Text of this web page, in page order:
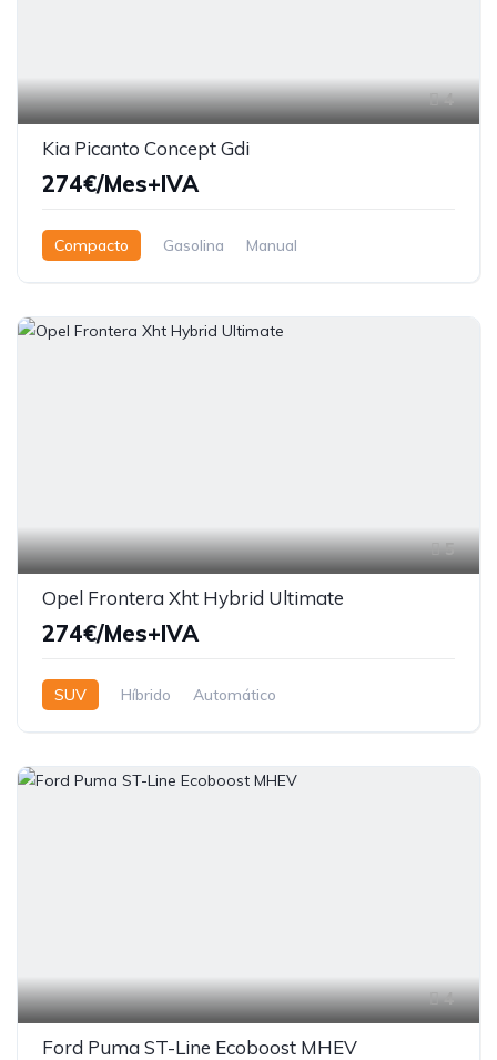
4
Kia Picanto Concept Gdi
274€/Mes+IVA
Compacto Gasolina Manual
5
Opel Frontera Xht Hybrid Ultimate
274€/Mes+IVA
SUV Híbrido Automático
4
Ford Puma ST-Line Ecoboost MHEV